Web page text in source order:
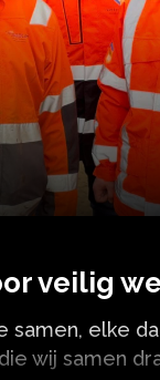
veilig
samen, elke
wij samen